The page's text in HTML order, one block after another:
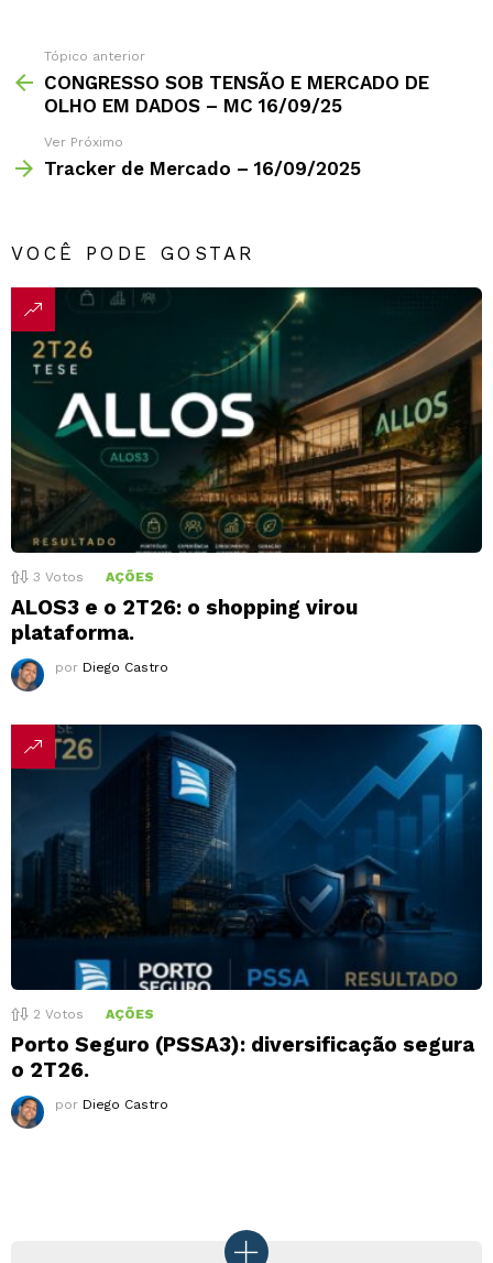
Tópico anterior
CONGRESSO SOB TENSÃO E MERCADO DE
OLHO EM DADOS – MC 16/09/25
Ver Próximo
Tracker de Mercado – 16/09/2025
VOCÊ PODE GOSTAR
3 Votos AÇÕES
ALOS3 e o 2T26: o shopping virou
plataforma.
por Diego Castro
2 Votos AÇÕES
Porto Seguro (PSSA3): diversificação segura
o 2T26.
por Diego Castro